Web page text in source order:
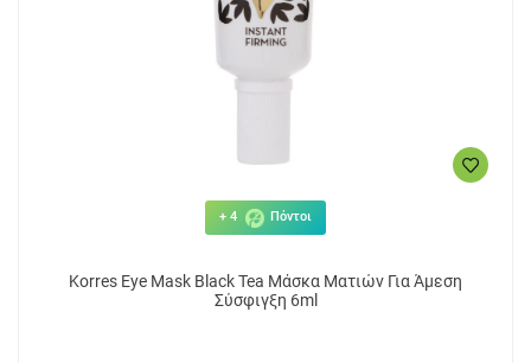
+ 4 Πόντοι
Korres Eye Mask Black Tea Μάσκα Ματιών Για Άμεση
Σύσφιγξη 6ml